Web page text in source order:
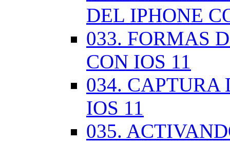
DEL IPHONE
033. FORMAS
CON IOS 11
034. CAPTURA
IOS 11
035.